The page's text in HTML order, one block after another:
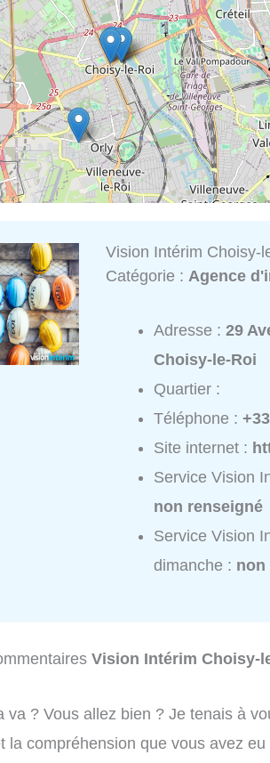
Vision Intérim Choisy-
Catégorie : Agence
Adresse :29
Choisy-le-Roi
Quartier :
Téléphone :
Site internet :
Service Vision
non renseigné
Service Vision
dimanche : non
Vision Intérim Choisy-
va ? Vous allez bien ? Je tenais à
la compréhension que vous avez